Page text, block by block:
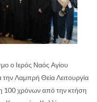
ο Ιερός Ναός Αγίου
Λαμπρή Θεία Λειτουργία
100 χρόνων από την κτήση